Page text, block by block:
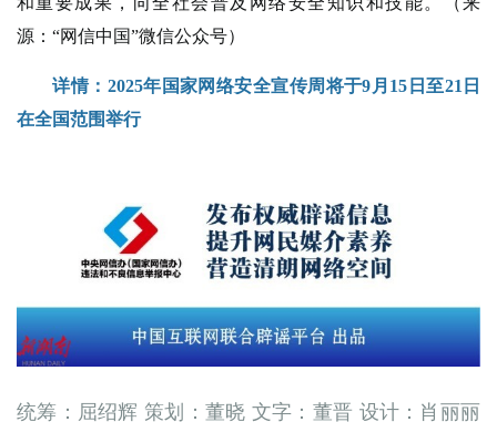
源：“网信中国”微信公众号）
详情： 2025年国家网络安全宣传周将于9月15日至21日
在全国范围举行
统筹：屈绍辉 策划：董晓 文字：董晋 设计：肖丽丽